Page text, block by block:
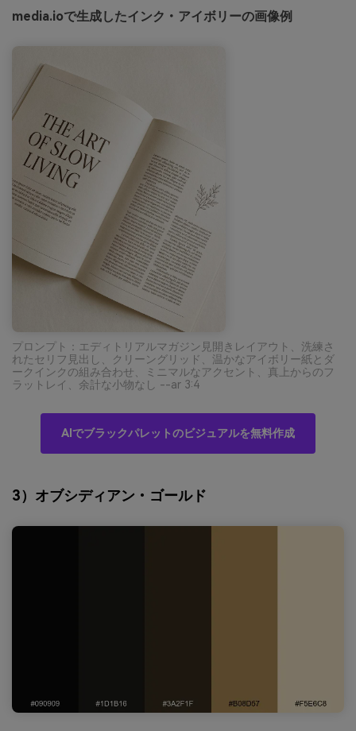
media.ioで生成したインク・アイボリーの画像例
プロンプト：エディトリアルマガジン見開きレイアウト、洗練さ
れたセリフ見出し、クリーングリッド、温かなアイボリー紙とダ
ークインクの組み合わせ、ミニマルなアクセント、真上からのフ
ラットレイ、余計な小物なし --ar 3:4
AIでブラックパレットのビジュアルを無料作成
3）オブシディアン・ゴールド